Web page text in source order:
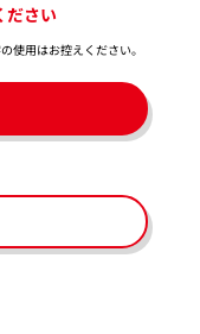
ださい
使用はお控えください。​